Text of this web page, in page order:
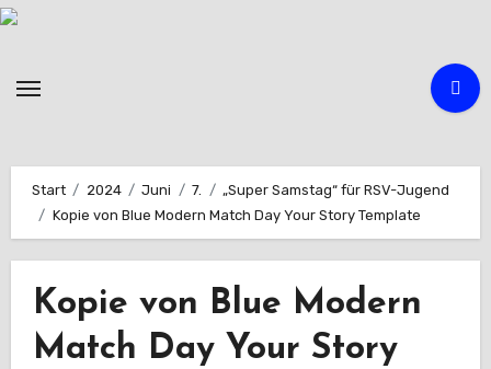
Zum
Start 2024 Juni 7.
„Super Samstag“ für RSV-Jugend
Kopie von Blue Modern Match Day Your Story Template
Kopie von Blue Modern
Match Day Your Story